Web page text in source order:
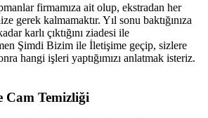
firmamıza ait olup, ekstradan her
gerek kalmamaktır. Yıl sonu baktığınıza
karlı çıktığını ziadesi ile
Şimdi Bizim ile İletişime geçip, sizlere
hangi işleri yaptığımızı anlatmak isteriz.
Cam Temizliği